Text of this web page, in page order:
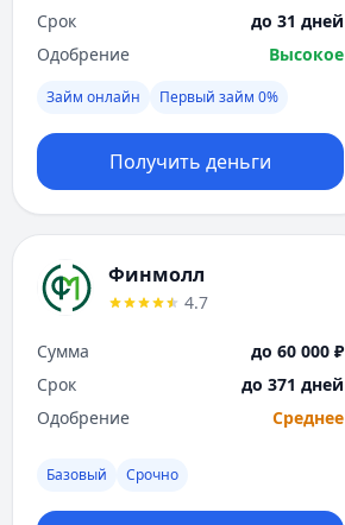
Срок
до 31 дней
Одобрение
Высокое
Займ онлайн Первый займ 0%
Получить деньги
Финмолл
4.7
Сумма
до 60 000 ₽
Срок
до 371 дней
Одобрение
Среднее
Базовый Срочно